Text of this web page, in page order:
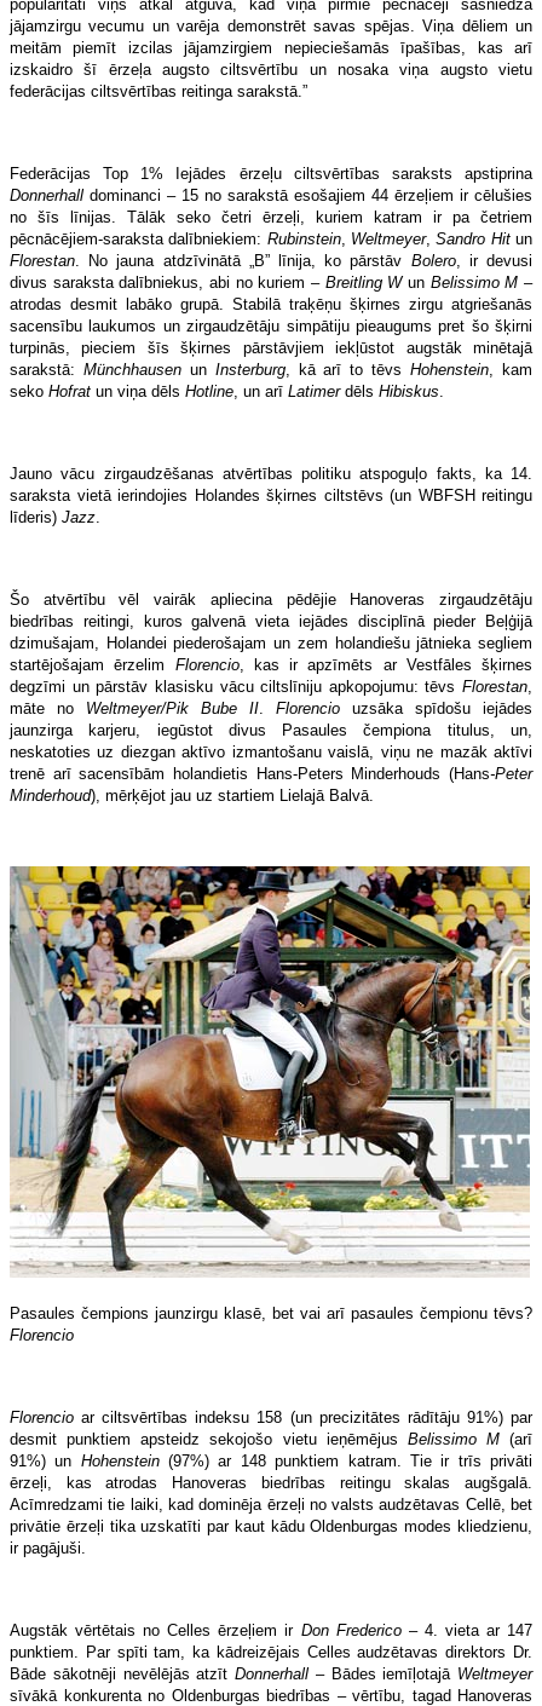
popularitāti viņš atkal atguva, kad viņa pirmie pēcnācēji sasniedza
jājamzirgu vecumu un varēja demonstrēt savas spējas. Viņa dēliem un
meitām piemīt izcilas jājamzirgiem nepieciešamās īpašības, kas arī
izskaidro šī ērzeļa augsto ciltsvērtību un nosaka viņa augsto vietu
federācijas ciltsvērtības reitinga sarakstā.”
Federācijas Top 1% Iejādes ērzeļu ciltsvērtības saraksts apstiprina
Donnerhall dominanci – 15 no sarakstā esošajiem 44 ērzeļiem ir cēlušies
no šīs līnijas. Tālāk seko četri ērzeļi, kuriem katram ir pa četriem
pēcnācējiem-saraksta dalībniekiem: Rubinstein, Weltmeyer,Sandro Hitun
Florestan . No jauna atdzīvinātā „B” līnija, ko pārstāv Bolero, ir devusi
divus saraksta dalībniekus, abi no kuriem – Breitling Wun Belissimo M –
atrodas desmit labāko grupā. Stabilā traķēņu šķirnes zirgu atgriešanās
sacensību laukumos un zirgaudzētāju simpātiju pieaugums pret šo šķirni
turpinās, pieciem šīs šķirnes pārstāvjiem iekļūstot augstāk minētajā
sarakstā: Münchhausenun Insterburg, kā arī to tēvsHohenstein , kam
seko Hofrat un viņa dēls Hotline , un arī Latimerdēls Hibiskus
Jauno vācu zirgaudzēšanas atvērtības politiku atspoguļo fakts, ka 14.
saraksta vietā ierindojies Holandes šķirnes ciltstēvs (un WBFSH reitingu
līderis) Jazz
Šo atvērtību vēl vairāk apliecina pēdējie Hanoveras zirgaudzētāju
biedrības reitingi, kuros galvenā vieta iejādes disciplīnā pieder Beļģijā
dzimušajam, Holandei piederošajam un zem holandiešu jātnieka segliem
startējošajam ērzelim Florencio, kas ir apzīmēts ar Vestfāles šķirnes
degzīmi un pārstāv klasisku vācu ciltslīniju apkopojumu: tēvs Florestan
māte no Weltmeyer/Pik Bube II Florencio uzsāka spīdošu iejādes
jaunzirga karjeru, iegūstot divus Pasaules čempiona titulus, un,
neskatoties uz diezgan aktīvo izmantošanu vaislā, viņu ne mazāk aktīvi
trenē arī sacensībām holandietis Hans-Peters Minderhouds (Hans-Peter
Minderhoud), mērķējot jau uz startiem Lielajā Balvā.
Pasaules čempions jaunzirgu klasē, bet vai arī pasaules čempionu tēvs?
Florencio
Florencio ar ciltsvērtības indeksu 158 (un precizitātes rādītāju 91%) par
desmit punktiem apsteidz sekojošo vietu ieņēmējus Belissimo M(arī
91%) un Hohenstein(97%) ar 148 punktiem katram. Tie ir trīs privāti
ērzeļi, kas atrodas Hanoveras biedrības reitingu skalas augšgalā.
Acīmredzami tie laiki, kad dominēja ērzeļi no valsts audzētavas Cellē, bet
privātie ērzeļi tika uzskatīti par kaut kādu Oldenburgas modes kliedzienu,
ir pagājuši.
Augstāk vērtētais no Celles ērzeļiem ir Don Frederico– 4. vieta ar 147
punktiem. Par spīti tam, ka kādreizējais Celles audzētavas direktors Dr.
Bāde sākotnēji nevēlējās atzīt Donnerhall – Bādes iemīļotajā Weltmeyer
sīvākā konkurenta no Oldenburgas biedrības – vērtību, tagad Hanoveras